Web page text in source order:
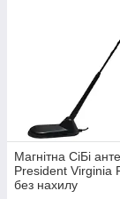
Магнітна СіБі
President Virginia
без нахилу